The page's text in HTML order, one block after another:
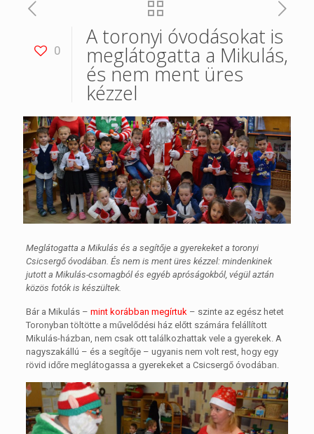
0
A toronyi óvodásokat is
meglátogatta a Mikulás,
és nem ment üres
kézzel
Meglátogatta a Mikulás és a segítője a gyerekeket a toronyi
Csicsergő óvodában. És nem is ment üres kézzel: mindenkinek
jutott a Mikulás-csomagból és egyéb apróságokból, végül aztán
közös fotók is készültek.
Bár a Mikulás – mint korábban megírtuk – szinte az egész hetet
Toronyban töltötte a művelődési ház előtt számára felállított
Mikulás-házban, nem csak ott találkozhattak vele a gyerekek. A
nagyszakállú – és a segítője – ugyanis nem volt rest, hogy egy
rövid időre meglátogassa a gyerekeket a Csicsergő óvodában.